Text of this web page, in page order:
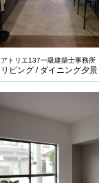
アトリエ137一級建築士事務所
リビング / ダイニング夕景